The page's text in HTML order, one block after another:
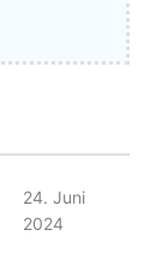
24. Juni
2024